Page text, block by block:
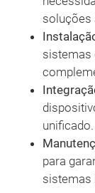
soluções
sistemas
unificado.
para
sistemas